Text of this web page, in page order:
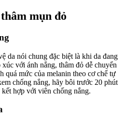
mụn đỏ
da nói chung đặc biệt là khi da đang
với ánh nắng, thâm đỏ dễ chuyển
quá mức của melanin theo cơ chế tự
chống nắng, hãy bôi trước 20 phút
hợp với viên chống nắng.